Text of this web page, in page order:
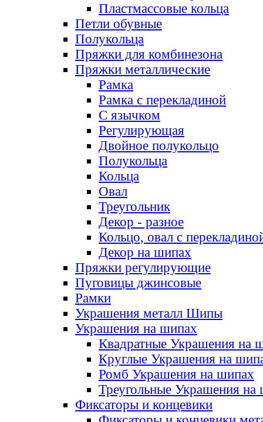
Пластмассовые кольца
Петли обувные
Полукольца
Пряжки для комбинезона
Пряжки металлические
Рамка
Рамка с перекладиной
С язычком
Регулирующая
Двойное полукольцо
Полукольца
Кольца
Овал
Треугольник
Декор - разное
Кольцо, овал с
Декор на шипах
Пряжки регулирующие
Пуговицы джинсовые
Рамки
Украшения металл Шипы
Украшения на шипах
Квадратные Украшения на
Круглые Украшения на
Ромб Украшения на шипах
Треугольные Украшения на
Фиксаторы и концевики